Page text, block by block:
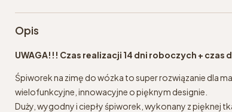
Opis
UWAGA!!! Czas realizacji 14 dni roboczych + czas
Śpiworek na zimę do wózka to super rozwiązanie dla
wielofunkcyjne, innowacyjne o pięknym designie.
Duży, wygodny i ciepły śpiworek, wykonany z pięknej